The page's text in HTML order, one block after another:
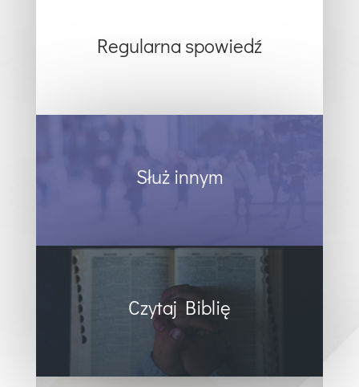
Regularna spowiedź
Służ innym
Czytaj Biblię